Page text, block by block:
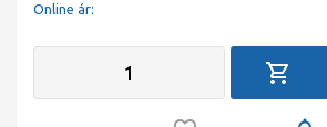
Online ár: